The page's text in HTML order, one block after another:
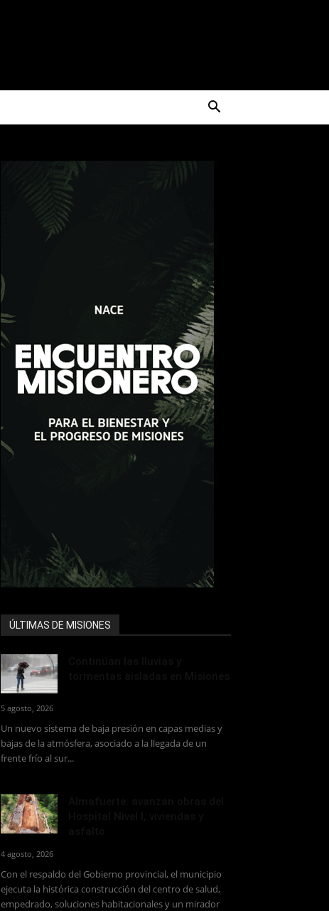
ÚLTIMAS DE MISIONES
5 agosto, 2026
Un nuevo sistema de baja presión en capas medias y
bajas de la atmósfera, asociado a la llegada de un
frente frío al sur...
4 agosto, 2026
Con el respaldo del Gobierno provincial, el municipio
ejecuta la histórica construcción del centro de salud,
empedrado, soluciones habitacionales y un mirador